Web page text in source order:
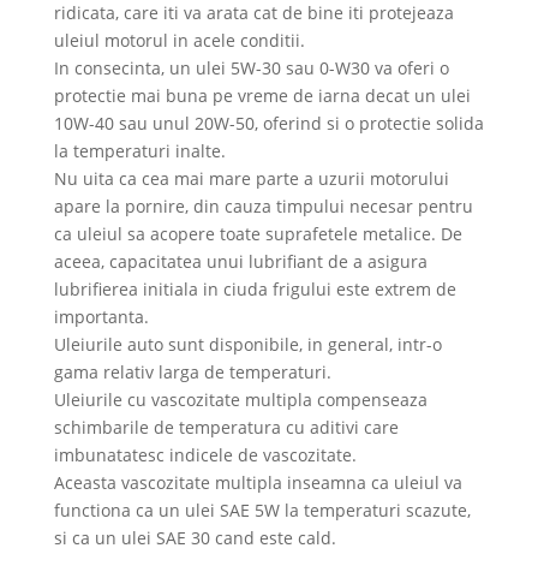
ridicata, care iti va arata cat de bine iti protejeaza
uleiul motorul in acele conditii.
In consecinta, un ulei 5W-30 sau 0-W30 va oferi o
protectie mai buna pe vreme de iarna decat un ulei
10W-40 sau unul 20W-50, oferind si o protectie solida
la temperaturi inalte.
Nu uita ca cea mai mare parte a uzurii motorului
apare la pornire, din cauza timpului necesar pentru
ca uleiul sa acopere toate suprafetele metalice. De
aceea, capacitatea unui lubrifiant de a asigura
lubrifierea initiala in ciuda frigului este extrem de
importanta.
Uleiurile auto sunt disponibile, in general, intr-o
gama relativ larga de temperaturi.
Uleiurile cu vascozitate multipla compenseaza
schimbarile de temperatura cu aditivi care
imbunatatesc indicele de vascozitate.
Aceasta vascozitate multipla inseamna ca uleiul va
functiona ca un ulei SAE 5W la temperaturi scazute,
si ca un ulei SAE 30 cand este cald.